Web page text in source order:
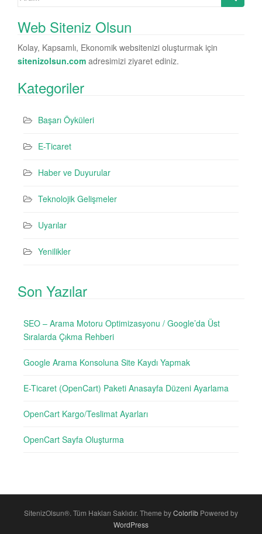
Web Siteniz Olsun
Kolay, Kapsamlı, Ekonomik websitenizi oluşturmak için
sitenizolsun.com adresimizi ziyaret ediniz.
Kategoriler
Başarı Öyküleri
E-Ticaret
Haber ve Duyurular
Teknolojik Gelişmeler
Uyarılar
Yenilikler
Son Yazılar
SEO – Arama Motoru Optimizasyonu / Google’da Üst
Sıralarda Çıkma Rehberi
Google Arama Konsoluna Site Kaydı Yapmak
E-Ticaret (OpenCart) Paketi Anasayfa Düzeni Ayarlama
OpenCart Kargo/Teslimat Ayarları
OpenCart Sayfa Oluşturma
SitenizOlsun®. Tüm Hakları Saklıdır. Theme byColorlib Powered by
WordPress